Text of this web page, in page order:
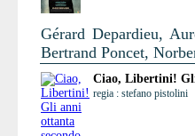
Gérard Depardieu,
Bertrand Poncet,
Ciao, Libertini!
regia : stefano pistolini